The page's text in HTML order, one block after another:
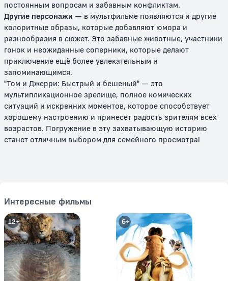
Том и Джерри: Сказки
Том и Джерри: История о
Щелкунчике
Том и Джерри: Шерлок Холмс
Том и Джерри и Волшебник из
страны Оз
постоянным вопросам и забавным конфликтам.
Другие персонажи — в мультфильме появляются и другие
колоритные образы, которые добавляют юмора и
разнообразия в сюжет. Это забавные животные, участники
гонок и неожиданные соперники, которые делают
приключение ещё более увлекательным и
запоминающимся.
"Том и Джерри: Быстрый и бешеный" — это
мультипликационное зрелище, полное комических
ситуаций и искренних моментов, которое способствует
хорошему настроению и принесет радость зрителям всех
возрастов. Погружение в эту захватывающую историю
станет отличным выбором для семейного просмотра!
Интересные фильмы
12+ 6+